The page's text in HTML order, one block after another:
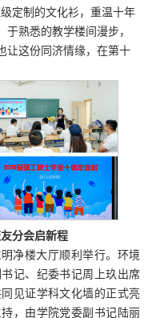
定制的文化衫，重温十年
熟悉的教学楼间漫步，
让这份同济情缘，在第十
分会启新程
净楼大厅顺利举行。环境
记、纪委书记周上玖出席
见证学科文化墙的正式亮
，由学院党委副书记陆丽